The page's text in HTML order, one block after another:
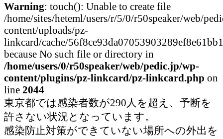
Warning: touch(): Unable to create file
/home/sites/heteml/users/r/5/0/r50speaker/web/
content/uploads/pz-
linkcard/cache/
because No such file or directory in
/home/users/0/r50speaker/web/pedic.jp/wp-
content/plugins/pz-linkcard/pz-linkcard.php on
line 2044
東京都では感染者数が290人を超え、予断を
許さない状況となっています。
感染防止対策ができていない場所への外出を